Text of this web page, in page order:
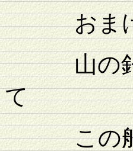
おまけ
山の鉛が
て
この船は